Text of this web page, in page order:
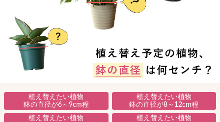
植え替えたい植物
鉢の直径が6～9cm程
植え替えたい植物
鉢の直径が8～12cm程
植え替えたい植物
植え替えたい植物